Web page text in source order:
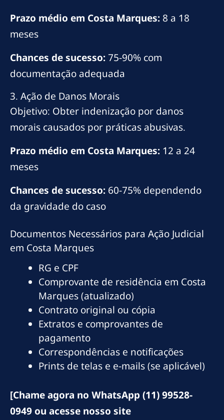
Prazo médio em Costa Marques: 8 a 18
meses
Chances de sucesso: 75-90% com
documentação adequada
3. Ação de Danos Morais
Objetivo: Obter indenização por danos
morais causados por práticas abusivas.
Prazo médio em Costa Marques: 12 a 24
meses
Chances de sucesso: 60-75% dependendo
da gravidade do caso
Documentos Necessários para Ação Judicial
em Costa Marques
RG e CPF
Comprovante de residência em Costa
Marques (atualizado)
Contrato original ou cópia
Extratos e comprovantes de
pagamento
Correspondências e notificações
Prints de telas e e-mails (se aplicável)
[Chame agora no WhatsApp (11) 99528-
0949 ou acesse nosso site